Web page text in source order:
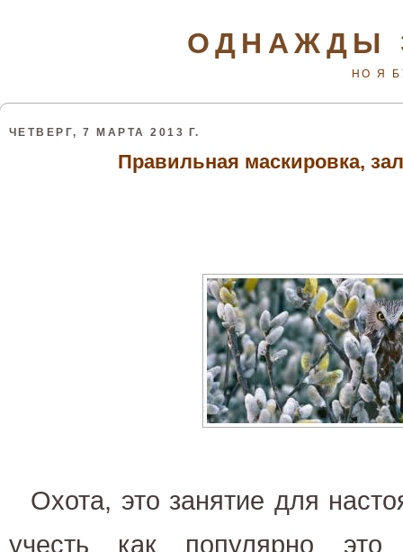
ОДНАЖДЫ
НО Я
ЧЕТВЕРГ, 7 МАРТА 2013 Г.
Правильная маскировка,
Охота, это занятие для
учесть как популярно это